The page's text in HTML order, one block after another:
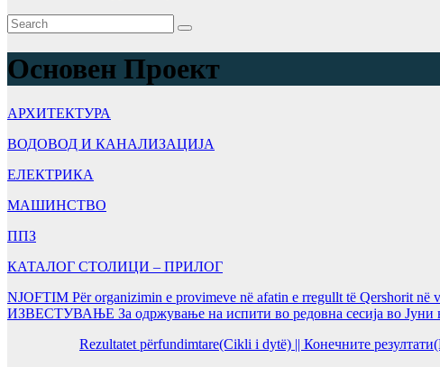
Основен Проект
АРХИТЕКТУРА
ВОДОВОД И КАНАЛИЗАЦИЈА
ЕЛЕКТРИКА
МАШИНСТВО
ППЗ
КАТАЛОГ СТОЛИЦИ – ПРИЛОГ
NJOFTIM Për organizimin e provimeve në afatin e rregullt të Qershorit në
ИЗВЕСТУВАЊЕ За одржување на испити во редовна сесија во Јуни
Rezultatet përfundimtare(Cikli i dytë) || Конечните